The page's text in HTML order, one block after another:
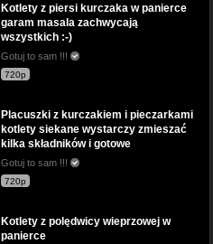
Kotlety z piersi kurczaka w panierce
garam masala zachwycają
wszystkich :-)
Gotuj to sam !!!
720p
Placuszki z kurczakiem i pieczarkami
kotlety siekane wystarczy zmieszać
kilka składników i gotowe
Gotuj to sam !!!
720p
Kotlety z polędwicy wieprzowej w
panierce